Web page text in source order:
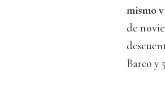
mismo
de
Barco y